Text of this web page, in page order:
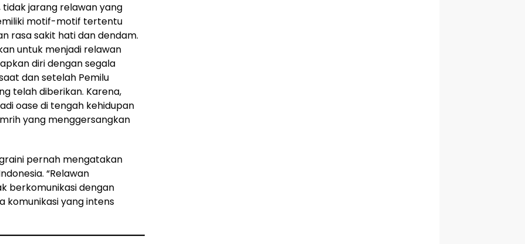
tidak jarang relawan yang
motif-motif tertentu
rasa sakit hati dan dendam.
untuk menjadi relawan
diri dengan segala
dan setelah Pemilu
telah diberikan. Karena,
oase di tengah kehidupan
yang menggersangkan
pernah mengatakan
“Relawan
berkomunikasi dengan
komunikasi yang intens